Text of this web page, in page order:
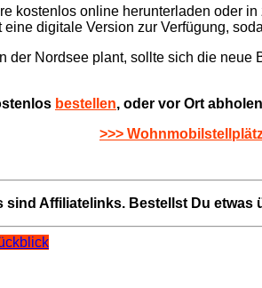
kostenlos online herunterladen oder
digitale Version zur Verfügung,
der Nordsee plant, sollte sich die
bestellen, oder vor Ort
>>>
sind Affiliatelinks. Bestellst Du